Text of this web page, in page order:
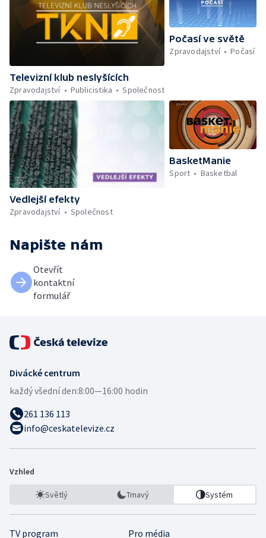
Televizní klub neslyšících
Zpravodajství
Publicistika Společnost
Počasí ve světě
Zpravodajství
Počasí
Vedlejší efekty
Zpravodajství
Společnost
BasketManie
Sport
Basketbal
Napište nám
Otevřít
kontaktní
formulář
Divácké centrum
každý všední den:8:00—16:00 hodin
261 136 113
info@ceskatelevize.cz
Vzhled
Světlý Tmavý Systém
TV program Pro média